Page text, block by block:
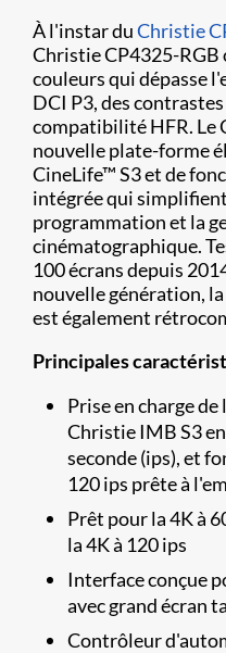
À l'instar duChristie
Christie CP4325-RGB
couleurs qui dépasse
DCI P3, des
compatibilité HFR. Le
nouvelle plate-forme
CineLife™ S3 et de
intégrée qui
programmation et la
cinématographique.
100 écrans depuis
nouvelle génération,
est également
Principales
Prise en charge
Christie IMB S3
seconde (ips), et
120 ips prête à
Prêt pour la 4K à
la 4K à 120 ips
Interface conçue
avec grand écran
Contrôleur